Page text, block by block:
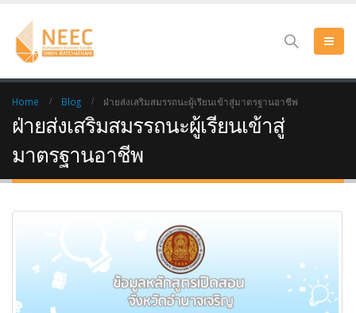
Home Blog ฝ่ายส่งเสริมสมรรถนะผู้เรียนเข้าสู่มาตรฐานอาชีพ
ฝ่ายส่งเสริมสมรรถนะผู้เรียนเข้าสู่
มาตรฐานอาชีพ